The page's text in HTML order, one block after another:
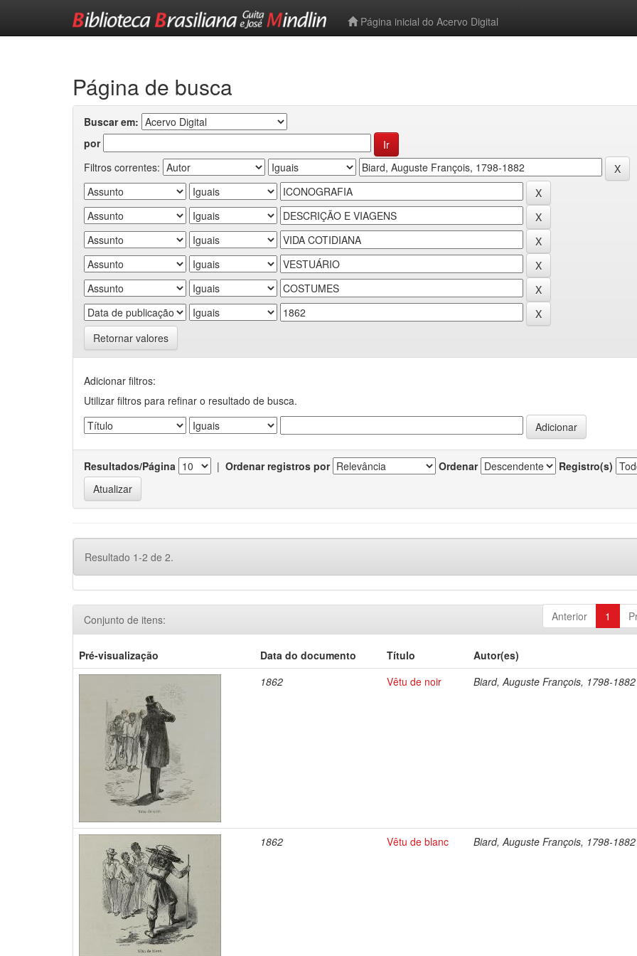
Página inicial do Acervo Digital
Página de busca
Buscar em:
por
Filtros correntes:
Retornar valores
Adicionar filtros:
Utilizar filtros para refinar o resultado de busca.
Resultados/Página | Ordenar registros por Ordenar Registro(s)
Resultado 1-2 de 2.
Anterior 1
Conjunto de itens:
Pré-visualização Data do documento Título
Autor(es)
1862
Vêtu de noir Biard, Auguste François, 1798-1882
1862 Vêtu de blanc Biard, Auguste François, 1798-1882